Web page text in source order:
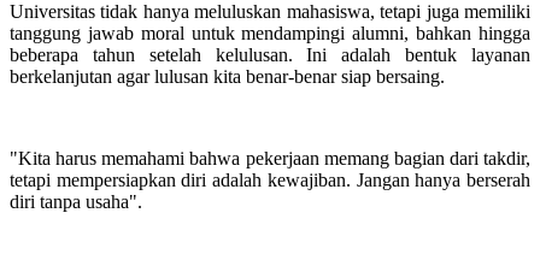
Universitas tidak hanya meluluskan mahasiswa, tetapi juga memiliki
tanggung jawab moral untuk mendampingi alumni, bahkan hingga
beberapa tahun setelah kelulusan. Ini adalah bentuk layanan
berkelanjutan agar lulusan kita benar-benar siap bersaing.
"Kita harus memahami bahwa pekerjaan memang bagian dari takdir,
tetapi mempersiapkan diri adalah kewajiban. Jangan hanya berserah
diri tanpa usaha".